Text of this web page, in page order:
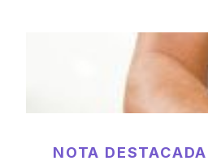
NOTA DESTACADA